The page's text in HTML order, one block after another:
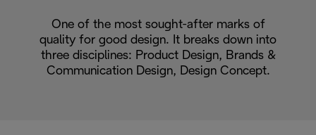
One of the most sought-after marks of
quality for good design. It breaks down into
three disciplines: Product Design, Brands &
Communication Design, Design Concept.